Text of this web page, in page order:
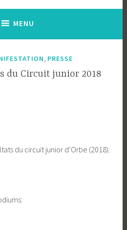
MENU
PRESSE
du Circuit junior 2018
du circuit junior d’Orbe (2018):